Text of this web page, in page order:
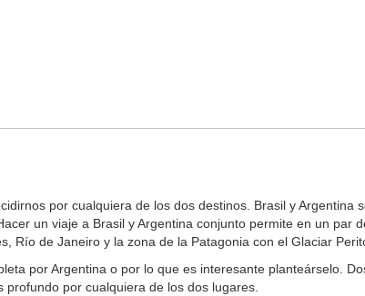
por cualquiera de los dos destinos. Brasil y Argentina
un viaje a Brasil y Argentina conjunto permite en un par
Río de Janeiro y la zona de la Patagonia con el Glaciar
por Argentina o por lo que es interesante planteárselo.
por cualquiera de los dos lugares.